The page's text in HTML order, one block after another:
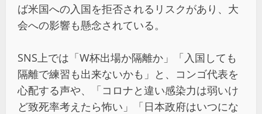
ば米国への入国を拒否されるリスクがあり、大
会への影響も懸念されている。
SNS上では「W杯出場か隔離か」「入国しても
隔離で練習も出来ないかも」と、コンゴ代表を
心配する声や、「コロナと違い感染力は弱いけ
ど致死率考えたら怖い」「日本政府はいつにな